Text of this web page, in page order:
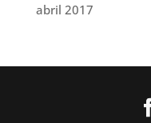
abril 2017